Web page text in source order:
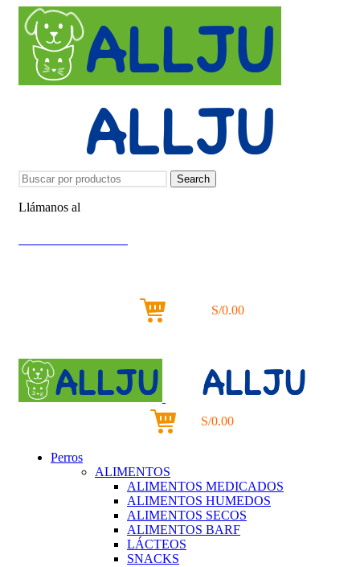
Search
Llámanos al
S/0.00
S/0.00
Perros
ALIMENTOS
ALIMENTOS MEDICADOS
ALIMENTOS HUMEDOS
ALIMENTOS SECOS
ALIMENTOS BARF
LÁCTEOS
SNACKS